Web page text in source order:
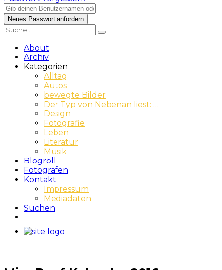
About
Archiv
Kategorien
Alltag
Autos
bewegte Bilder
Der Typ von Nebenan liest: …
Design
Fotografie
Leben
Literatur
Musik
Blogroll
Fotografen
Kontakt
Impressum
Mediadaten
Suchen